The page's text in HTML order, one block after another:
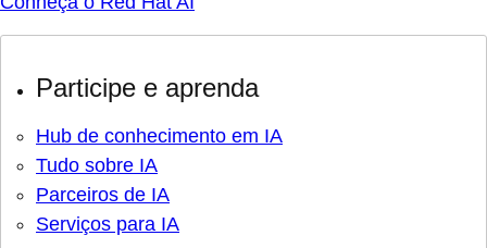
Participe e aprenda
Hub de conhecimento em IA
Tudo sobre IA
Parceiros de IA
Serviços para IA